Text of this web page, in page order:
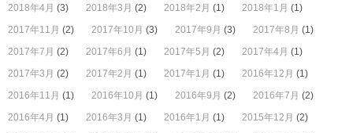
2018年4月 (3) 2018年3月 (2) 2018年2月 (1) 2018年1月 (1)
2017年11月 (2) 2017年10月 (3) 2017年9月 (3) 2017年8月 (1)
2017年7月 (2) 2017年6月 (1) 2017年5月 (2) 2017年4月 (1)
2017年3月 (2) 2017年2月 (1) 2017年1月 (1) 2016年12月 (1)
2016年11月 (1) 2016年10月 (1) 2016年9月 (2) 2016年7月 (2)
2016年4月 (1) 2016年3月 (1) 2016年1月 (1) 2015年12月 (2)